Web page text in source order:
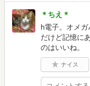
＊ちえ＊
h電子。オメ
だけど記憶に
のはいいね。
ナイス